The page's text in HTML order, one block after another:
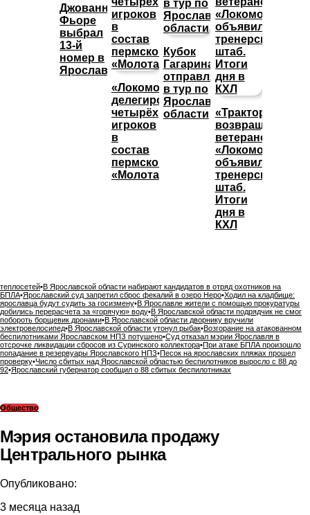
Джованни
Фьоре
выбрал
13-й
номер в
Ярославле
«Локомотив»
делегировал
четырёх
игроков
в
состав
пермского
«Молота»
Кубок
Гагарина
отправляется
в тур по
Ярославской
области «Трактор»
возвращает
ветеранов,
«Локомотив»
объявил
тренерский
штаб.
Итоги
дня в
КХЛ
теплосетей•В Ярославской области набирают кандидатов в отряд охотников на
БПЛА•Ярославский суд запретил сброс фекалий в озеро Неро•Ходил на кладбище:
ярославца будут судить за госизмену•В Ярославле жители с помощью прокуратуры
добились перерасчета за «горячую» воду•В Ярославской области подрядчик не смог
побороть борщевик дронами•В Ярославской области дворнику вручили
электровелосипед•В Ярославской области утонул рыбак•Возгорание на атакованном
беспилотниками Ярославском НПЗ потушено•Суд отказал мэрии Ярославля в
отсрочке ликвидации сбросов из Суринского коллектора•При атаке БПЛА произошло
попадание в резервуары Ярославского НПЗ•Песок на ярославских пляжах прошел
проверку•Число сбитых над Ярославской областью беспилотников выросло с 88 до
92•Ярославский губернатор сообщил о 88 сбитых беспилотниках
Общество
Мэрия остановила продажу
Центрального рынка
Опубликовано:
3 месяца назад